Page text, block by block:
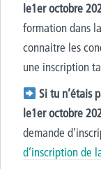
le1er octobre
formation dans
connaitre les
une inscription
Si tu n’étais
le1er octobre
demande
d’inscription de